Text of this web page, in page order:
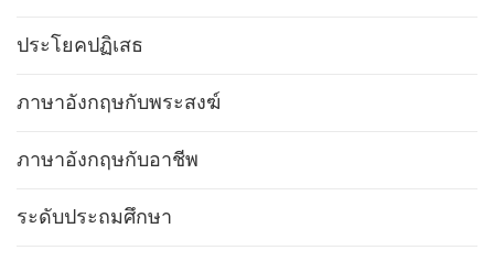
ประโยคปฏิเสธ
ภาษาอังกฤษกับพระสงฆ์
ภาษาอังกฤษกับอาชีพ
ระดับประถมศึกษา